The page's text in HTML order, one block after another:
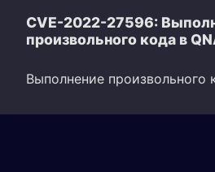
CVE-2022-27596:
произвольного кода в
Выполнение произвольного